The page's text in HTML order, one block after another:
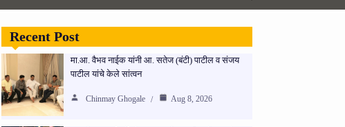
Recent Post
मा.आ. वैभव नाईक यांनी आ. सतेज (बंटी) पाटील व संजय
पाटील यांचे केले सांत्वन
Chinmay Ghogale Aug 8, 2026